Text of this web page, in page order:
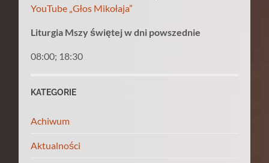
YouTube „Głos Mikołaja”
Liturgia Mszy świętej w dni powszednie
08:00; 18:30
KATEGORIE
Achiwum
Aktualności